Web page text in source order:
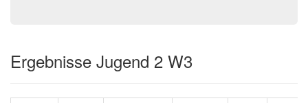
Ergebnisse Jugend 2 W3